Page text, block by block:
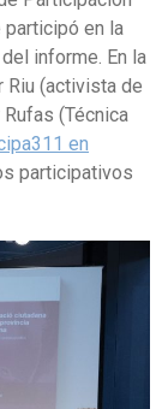
participó en la
informe. En la
Riu (activista de
Rufas (Técnica
en
participativos